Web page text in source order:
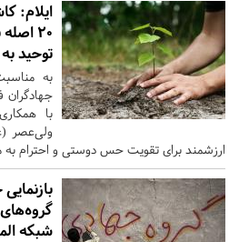
ایلام:
20
توحید
به
جهادگران
با
ولی‌عصر
ارزشمند برای تقویت حس دوستی و احترام
شبکه